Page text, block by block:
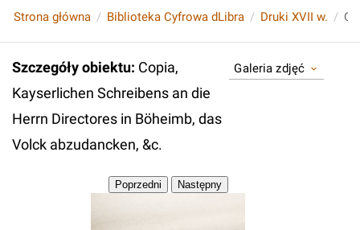
Strona główna Biblioteka Cyfrowa dLibra Druki XVII w.
Szczegóły obiektu: Copia,
Kayserlichen Schreibens an die
Herrn Directores in Böheimb, das
Volck abzudancken, &c.
Galeria zdjęć